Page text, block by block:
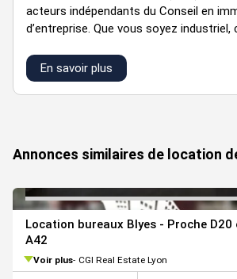
Les informations sur les risques auxquels
sont disponibles sur le site Géorisques :
acteurs indépendants du Conseil en
d’entreprise. Que vous soyez industriel,
En savoir plus
Annonces similaires de location
Location bureaux Blyes - Proche D20
A42
Voir plus CGI Real Estate Lyon